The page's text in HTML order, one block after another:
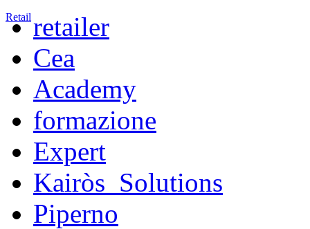
Retail retailer
Cea
Academy
formazione
Expert
Kairòs_Solutions
Piperno